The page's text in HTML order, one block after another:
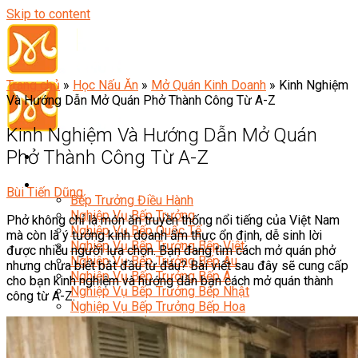
Skip to content
Đầu Bếp
Bếp Trưởng Điều Hành
Nghiệp Vụ Bếp Trưởng
Nghiệp Vụ Bếp Quốc Tế
Nghiệp Vụ Bếp Trưởng Bếp Việt
Nghiệp Vụ Bếp Trưởng Bếp Âu
Nghiệp Vụ Bếp Trưởng Bếp Á
Nghiệp Vụ Bếp Trưởng Bếp Nhật
Nghiệp Vụ Bếp Trưởng Bếp Hoa
Nghiệp Vụ Bếp Hàn
Nghiệp Vụ Bếp Thái
Nghiệp Vụ Bếp Chay
Trang chủ » Học Nấu Ăn » Mở Quán Kinh Doanh » Kinh Nghiệm
Và Hướng Dẫn Mở Quán Phở Thành Công Từ A-Z
Kinh Nghiệm Và Hướng Dẫn Mở Quán
Phở Thành Công Từ A-Z
Bùi Tiến Dũng
Phở không chỉ là món ăn truyền thống nổi tiếng của Việt Nam
mà còn là ý tưởng kinh doanh ẩm thực ổn định, dễ sinh lời
được nhiều người lựa chọn. Bạn đang tìm cách mở quán phở
nhưng chưa biết bắt đầu từ đâu? Bài viết sau đây sẽ cung cấp
cho bạn kinh nghiệm và hướng dẫn bạn cách mở quán thành
công từ A-Z.